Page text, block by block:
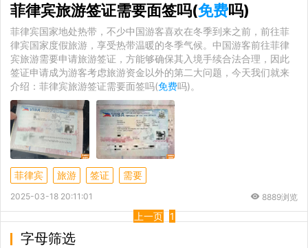
菲律宾旅游签证需要面签吗(免费吗)
菲律宾国家地处热带，不少中国游客喜欢在冬季到来之前，前往菲
律宾国家度假旅游，享受热带温暖的冬季气候。中国游客前往菲律
宾旅游需要申请旅游签证，方能够确保其入境手续合法合理，因此
签证申请成为游客考虑旅游资金以外的第二大问题，今天我们就来
介绍：菲律宾旅游签证需要面签吗(免费吗)。
菲律宾 旅游 签证 需要
2025-03-18 20:11:01 8889浏览
上一页 1
字母筛选